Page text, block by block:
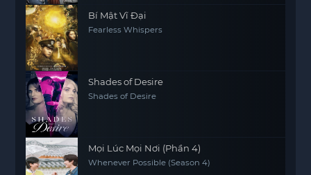
Bí Mật Vĩ Đại
Fearless Whispers
Shades of Desire
Shades of Desire
Mọi Lúc Mọi Nơi (Phần 4)
Whenever Possible (Season 4)